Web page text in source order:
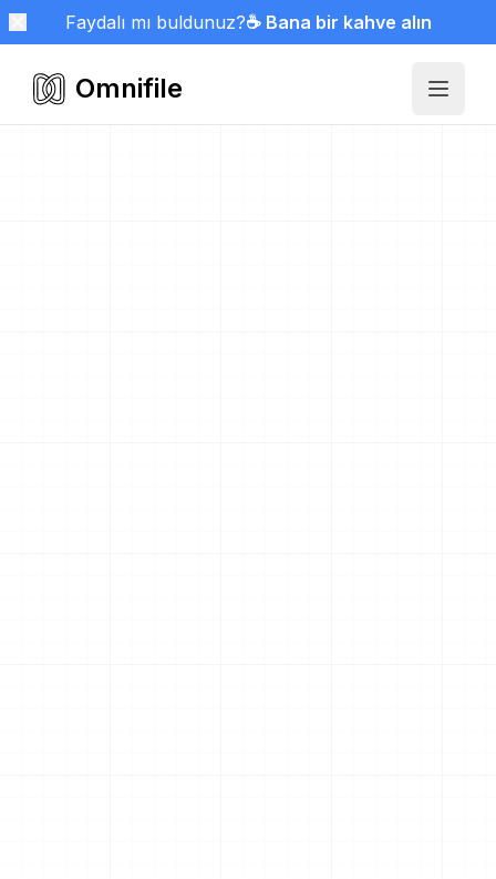
Faydalı mı buldunuz?☕ Bana bir kahve alın
Omnifile